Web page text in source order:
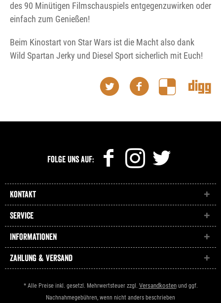
des 90 Minütigen Filmschauspiels entgegenzuwirken oder
einfach zum Genießen!
Beim Kinostart von Star Wars ist die Macht also dank
Wild Spartan Jerky und Diesel Sport sicherlich mit Euch!
Folge uns auf:
Kontakt
Service
Informationen
Zahlung & Versand
* Alle Preise inkl. gesetzl. Mehrwertsteuer zzgl. Versandkostenund ggf.
Nachnahmegebühren, wenn nicht anders beschrieben